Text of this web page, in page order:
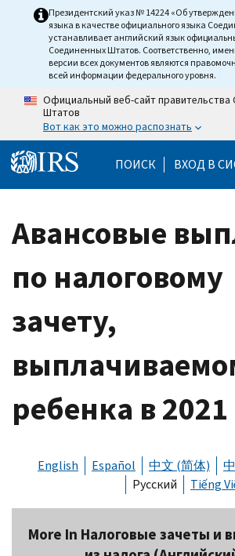
Skip to main content
Президентский указ № 14224 «Об
языка в качестве официального языка
устанавливает английский язык
Соединенных Штатов. Соответственно,
версии всех документов являются
всей информации федерального уровня.
Официальный веб-сайт правительства
Штатов
Вот как это можно распознать
ПОИСК Help
ВХОД В
Авансовые
по налоговому
зачету,
ребенка в
English Español 中文 (简体)
Русский
Tiếng
More In Налоговые зачеты и